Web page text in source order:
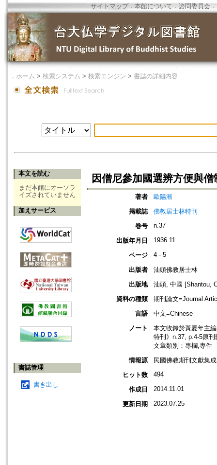
サイトマップ．本館について ． 諮問委員会 ．
． ホーム > 検索システム > 検索エンジン > 書誌の詳細内容
本文を読む
まだ本館にオーソラ
イズされていません
加えサービス
書誌管理
書き出し
因僧尼參加國選辨方便與僧
著者
歐陽漸
掲載誌
佛教居士林特刊
巻号
n.37
出版年月日 1936.11
ページ 4 - 5
出版者
汕頭佛教居士林
出版地
汕頭, 中國 [Shantou,
資料の種類
期刊論文=Journal
言語
中文=Chinese
ノート
本文收錄於黃夏年主
特刊》n.37, p.4-5原刊
文章類別：專欄,專件
情報源
民國佛教期刊文獻集
ヒット数
494
作成日 2014.11.01
更新日期 2023.07.25